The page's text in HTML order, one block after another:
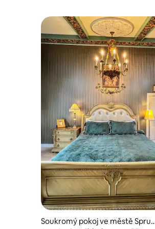
Soukromý pokoj ve městě Spruc